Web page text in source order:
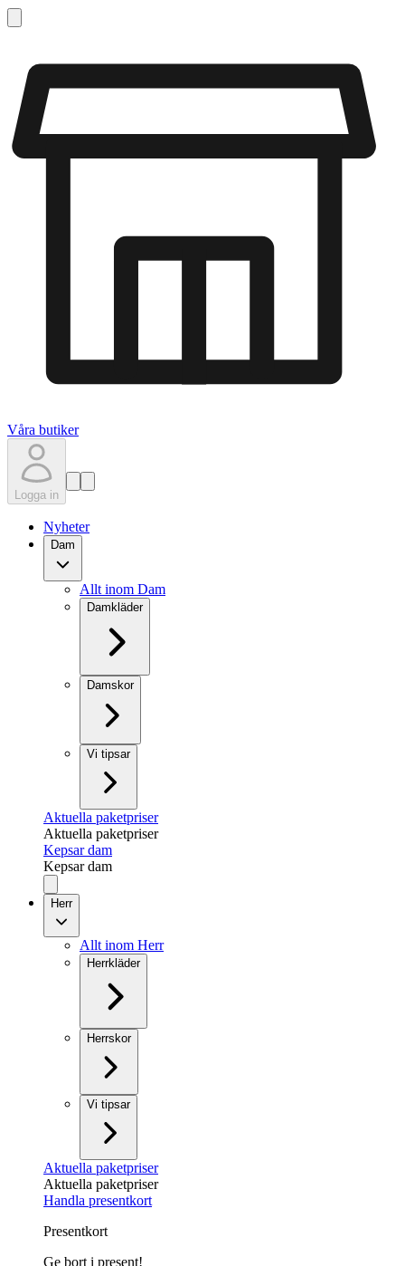
Våra butiker
Logga in
Nyheter
Dam
Allt inom Dam
Damkläder
Damskor
Vi tipsar
Aktuella paketpriser
Aktuella paketpriser
Kepsar dam
Kepsar dam
Herr
Allt inom Herr
Herrkläder
Herrskor
Vi tipsar
Aktuella paketpriser
Aktuella paketpriser
Handla presentkort
Presentkort
Ge bort i present!